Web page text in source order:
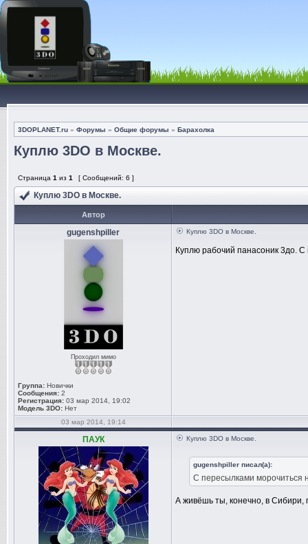
3DOPLANET.ru » Форумы » Общие форумы » Барахолка
Куплю 3DO в Москве.
Страница 1 из 1 [ Сообщений: 6 ]
Куплю 3DO в Москве.
Автор
gugenshpiller
Проходил мимо
Группа: Новички
Сообщения: 2
Регистрация: 03 мар 2014, 19:02
Модель 3DO: Нет
Куплю 3DO в Москве.
Куплю рабочий панасоник 3до.
03 мар 2014, 19:14
ПАУК Куплю 3DO в Москве.
gugenshpiller писал(а):
С пересылками морочиться
А живёшь ты, конечно, в Сибири,